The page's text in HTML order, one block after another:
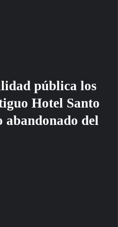
pública los
Hotel Santo
abandonado del